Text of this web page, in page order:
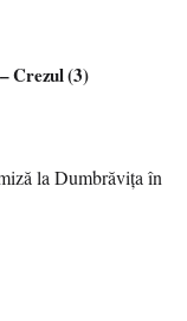
Crezul (3)